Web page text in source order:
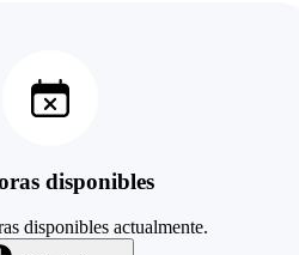
disponibles
disponibles actualmente.